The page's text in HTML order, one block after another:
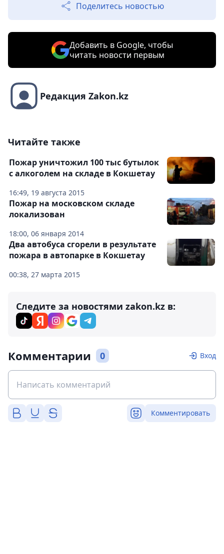
Поделитесь новостью
Добавить в Google, чтобы
читать новости первым
Редакция Zakon.kz
Читайте также
16:49, 19 августа 2015
Пожар уничтожил 100 тыс бутылок
с алкоголем на складе в Кокшетау
18:00, 06 января 2014
Пожар на московском складе
локализован
00:38, 27 марта 2015
Два автобуса сгорели в результате
пожара в автопарке в Кокшетау
Следите за новостями zakon.kz в:
Комментарии 0 Вход
Комментировать